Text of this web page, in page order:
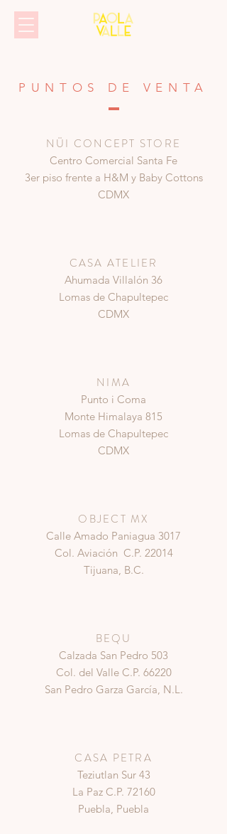
PUNTOS DE VENTA
NÜI CONCEPT STORE
Centro Comercial Santa Fe
3er piso frente a H&M y Baby Cottons
CDMX
CASA ATELIER
Ahumada Villalón 36
Lomas de Chapultepec
CDMX
NIMA
Punto i Coma
Monte Himalaya 815
Lomas de Chapultepec
CDMX
OBJECT MX
Calle Amado Paniagua 3017
Col. Aviación C.P. 22014
Tijuana, B.C.
BEQU
Calzada San Pedro 503
Col. del Valle C.P. 66220
San Pedro Garza García, N.L.
CASA PETRA
Teziutlan Sur 43
La Paz C.P. 72160
Puebla, Puebla